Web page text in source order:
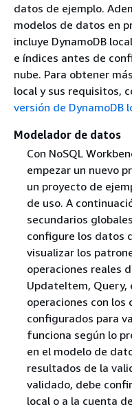
datos de ejemplo.
modelos de datos en
incluye DynamoDB
e índices antes de
nube. Para obtener
local y sus requisitos,
versión de DynamoDB
Modelador de datos
Con NoSQL
empezar un nuevo
un proyecto de
de uso. A
secundarios
configure los datos
visualizar los
operaciones reales
UpdateItem, Query,
operaciones con los
configurados para
funciona según lo
en el modelo de
resultados de la
validado, debe
local o a la cuenta